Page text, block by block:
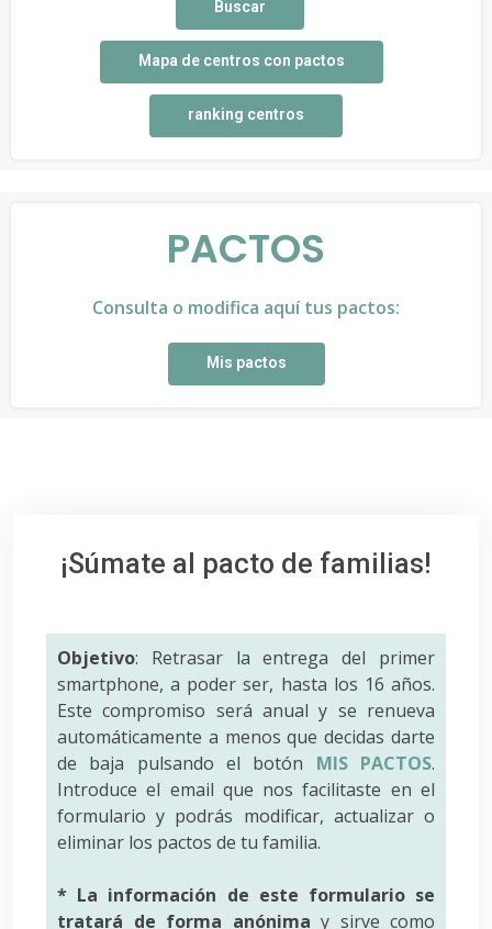
Buscar
Mapa de centros con pactos
ranking centros
PACTOS
Consulta o modifica aquí tus pactos:
Mis pactos
¡Súmate al pacto de familias!
Objetivo: Retrasar la entrega del primer
smartphone, a poder ser, hasta los 16 años.
Este compromiso será anual y se renueva
automáticamente a menos que decidas darte
de baja pulsando el botón MIS PACTOS.
Introduce el email que nos facilitaste en el
formulario y podrás modificar, actualizar o
eliminar los pactos de tu familia.
* La información de este formulario se
tratará de forma anónima y sirve como